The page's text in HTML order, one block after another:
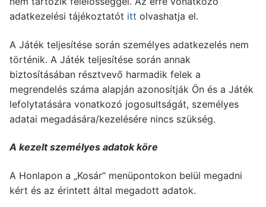
adatkezelési tájékoztatót itt olvashatja el.
A Játék teljesítése során személyes adatkezelés nem
történik. A Játék teljesítése során annak
biztosításában résztvevő harmadik felek a
megrendelés száma alapján azonosítják Ön és a Játék
lefolytatására vonatkozó jogosultságát, személyes
adatai megadására/kezelésére nincs szükség.
A kezelt személyes adatok köre
A Honlapon a „Kosár“ menüpontokon belül megadni
kért és az érintett által megadott adatok.